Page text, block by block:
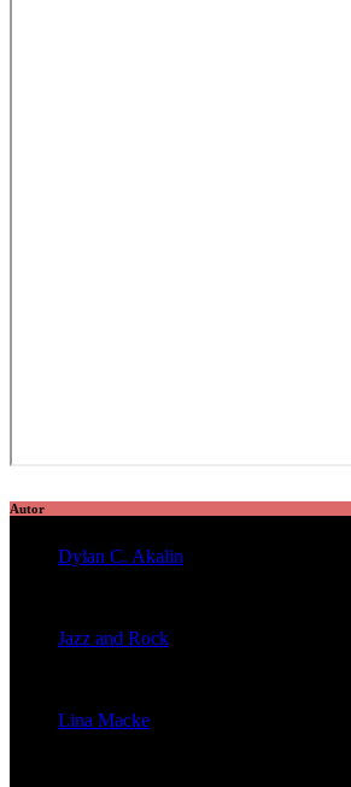
Autor
Dylan C. Akalin
Jazz and Rock
Lina Macke